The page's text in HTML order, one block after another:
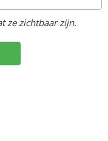
ze zichtbaar zijn.